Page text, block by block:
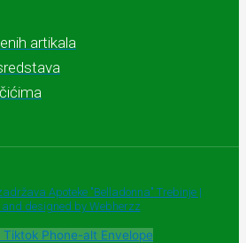
artikala
Apoteke "Belladonna" Trebinje |
and designed by Webherzz
Tiktok Phone-alt Envelope